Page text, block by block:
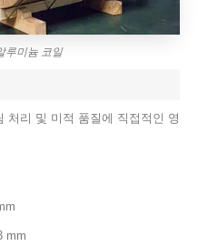
루미늄 코일
처리 및 미적 품질에 직접적인 영
mm